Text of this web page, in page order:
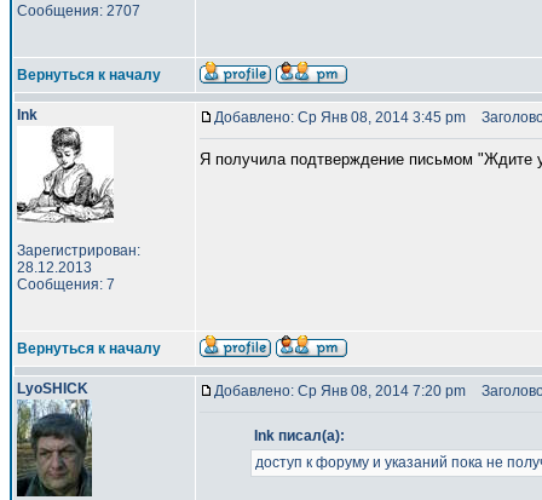
Сообщения: 2707
Вернуться к началу
Ink
Зарегистрирован:
28.12.2013
Сообщения: 7
Добавлено: Ср Янв 08, 2014 3:45 pm
Я получила подтверждение письмом "Ждите
Вернуться к началу
LyoSHICK Добавлено: Ср Янв 08, 2014 7:20 pm
Ink писал(а):
доступ к форуму и указаний пока не